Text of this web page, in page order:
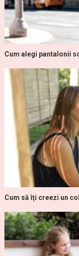
Cum alegi pantalonii
Cum să îți creezi un